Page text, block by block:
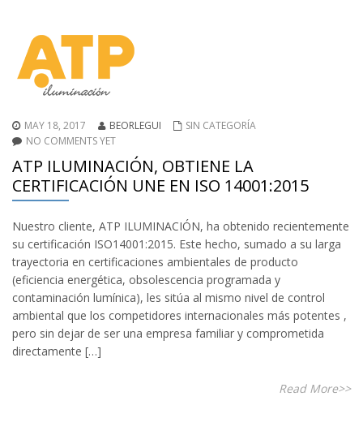
MAY 18, 2017 BEORLEGUI
SIN CATEGORÍA
NO COMMENTS YET
ATP ILUMINACIÓN, OBTIENE LA
CERTIFICACIÓN UNE EN ISO 14001:2015
Nuestro cliente, ATP ILUMINACIÓN, ha obtenido recientemente
su certificación ISO14001:2015. Este hecho, sumado a su larga
trayectoria en certificaciones ambientales de producto
(eficiencia energética, obsolescencia programada y
contaminación lumínica), les sitúa al mismo nivel de control
ambiental que los competidores internacionales más potentes ,
pero sin dejar de ser una empresa familiar y comprometida
directamente […]
Read More>>